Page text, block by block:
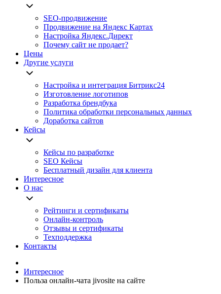
SEO-продвижение
Продвижение на Яндекс Картах
Настройка Яндекс.Директ
Почему сайт не продает?
Цены
Другие услуги
Настройка и интеграция Битрикс24
Изготовление логотипов
Разработка брендбука
Политика обработки персональных данных
Доработка сайтов
Кейсы
Кейсы по разработке
SEO Кейсы
Бесплатный дизайн для клиента
Интересное
О нас
Рейтинги и сертификаты
Онлайн-контроль
Отзывы и сертификаты
Техподдержка
Контакты
Интересное
Польза онлайн-чата jivosite на сайте